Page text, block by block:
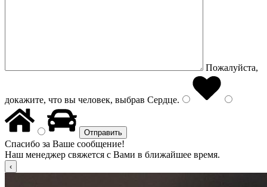
Пожалуйста,
докажите, что вы человек, выбрав Сердце.
Спасибо за Ваше сообщение!
Наш менеджер свяжется с Вами в ближайшее время.